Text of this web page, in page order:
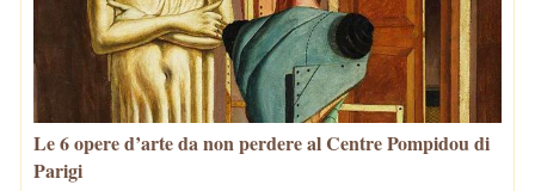
Le 6 opere d’arte da non perdere al Centre Pompidou di
Parigi